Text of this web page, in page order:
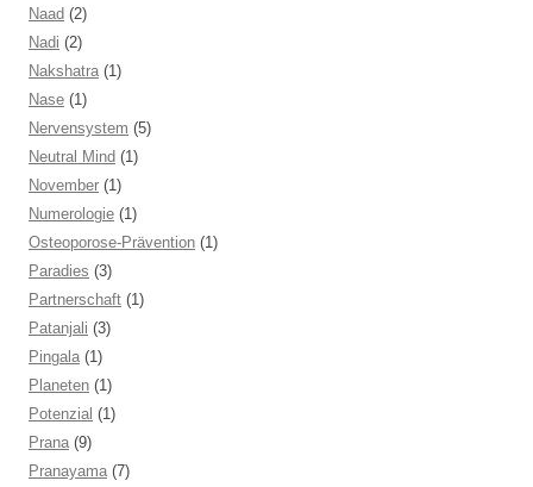
Naad (2)
Nadi (2)
Nakshatra (1)
Nase (1)
Nervensystem (5)
Neutral Mind (1)
November (1)
Numerologie (1)
Osteoporose-Prävention (1)
Paradies (3)
Partnerschaft (1)
Patanjali (3)
Pingala (1)
Planeten (1)
Potenzial (1)
Prana (9)
Pranayama (7)